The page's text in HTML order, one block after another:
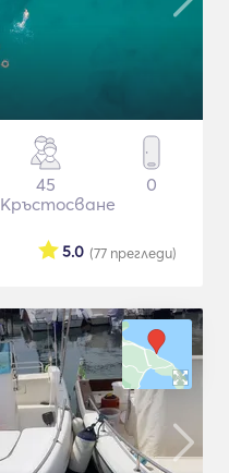
45
Кръстосване
0
(77 прегледи)
5.0